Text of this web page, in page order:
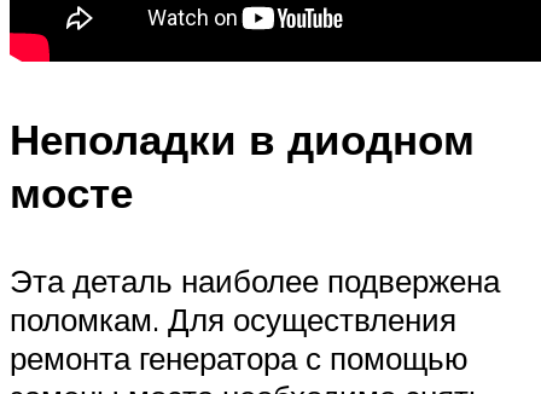
Неполадки в диодном
мосте
Эта деталь наиболее подвержена
поломкам. Для осуществления
ремонта генератора с помощью